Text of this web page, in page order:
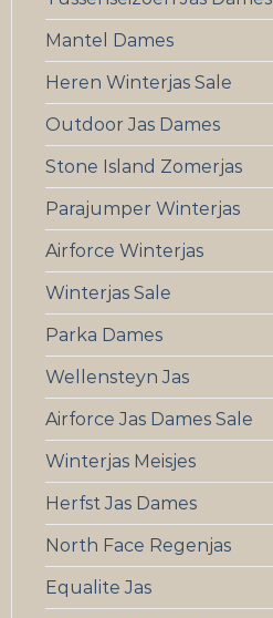
Mantel Dames
Heren Winterjas Sale
Outdoor Jas Dames
Stone Island Zomerjas
Parajumper Winterjas
Airforce Winterjas
Winterjas Sale
Parka Dames
Wellensteyn Jas
Airforce Jas Dames Sale
Winterjas Meisjes
Herfst Jas Dames
North Face Regenjas
Equalite Jas